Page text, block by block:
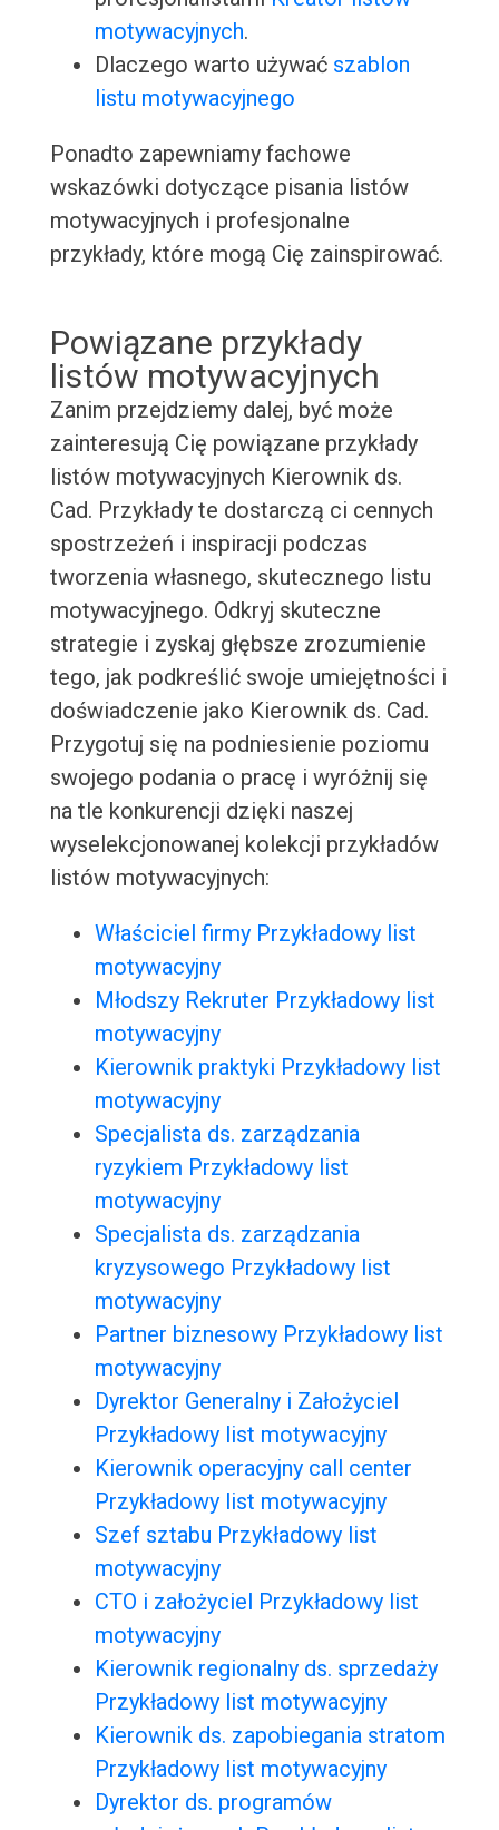
motywacyjnych.
Dlaczego warto używać szablon
listu motywacyjnego
Ponadto zapewniamy fachowe
wskazówki dotyczące pisania listów
motywacyjnych i profesjonalne
przykłady, które mogą Cię zainspirować.
Powiązane przykłady
listów motywacyjnych
Zanim przejdziemy dalej, być może
zainteresują Cię powiązane przykłady
listów motywacyjnych Kierownik ds.
Cad. Przykłady te dostarczą ci cennych
spostrzeżeń i inspiracji podczas
tworzenia własnego, skutecznego listu
motywacyjnego. Odkryj skuteczne
strategie i zyskaj głębsze zrozumienie
tego, jak podkreślić swoje umiejętności i
doświadczenie jako Kierownik ds. Cad.
Przygotuj się na podniesienie poziomu
swojego podania o pracę i wyróżnij się
na tle konkurencji dzięki naszej
wyselekcjonowanej kolekcji przykładów
listów motywacyjnych:
Właściciel firmy Przykładowy list
motywacyjny
Młodszy Rekruter Przykładowy list
motywacyjny
Kierownik praktyki Przykładowy list
motywacyjny
Specjalista ds. zarządzania
ryzykiem Przykładowy list
motywacyjny
Specjalista ds. zarządzania
kryzysowego Przykładowy list
motywacyjny
Partner biznesowy Przykładowy list
motywacyjny
Dyrektor Generalny i Założyciel
Przykładowy list motywacyjny
Kierownik operacyjny call center
Przykładowy list motywacyjny
Szef sztabu Przykładowy list
motywacyjny
CTO i założyciel Przykładowy list
motywacyjny
Kierownik regionalny ds. sprzedaży
Przykładowy list motywacyjny
Kierownik ds. zapobiegania stratom
Przykładowy list motywacyjny
Dyrektor ds. programów